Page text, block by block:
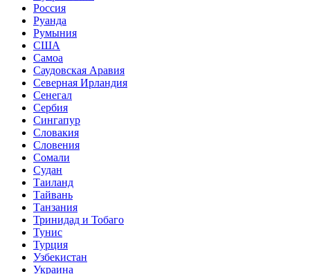
Россия
Руанда
Румыния
США
Самоа
Саудовская Аравия
Северная Ирландия
Сенегал
Сербия
Сингапур
Словакия
Словения
Сомали
Судан
Таиланд
Тайвань
Танзания
Тринидад и Тобаго
Тунис
Турция
Узбекистан
Украина